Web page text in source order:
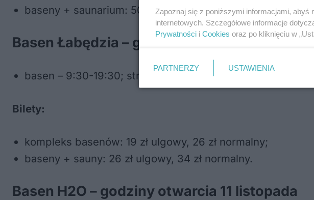
baseny + saunarium: 50 zł ulgowy, 58 zł normalny.
Basen Łabędzia – godziny otwarcia 11
basen – 9:30-19:30; strefa saun – 12:00-19:30;
Bilety:
kompleks basenów: 19 zł ulgowy, 26 zł normalny;
baseny + sauny: 26 zł ulgowy, 34 zł normalny.
Basen H2O – godziny otwarcia 11 listopada
Zapoznaj się z poniższymi informacjami,
internetowych. Szczegółowe informacje
Prywatności i Cookies oraz po kliknięciu w
PARTNERZY USTAWIENIA